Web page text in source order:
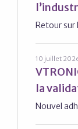
Retour sur
10 juillet
la
Nouvel